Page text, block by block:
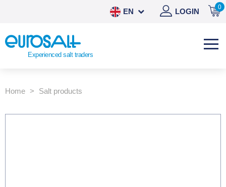
0
LOGIN
EN
Experienced salt traders
Home Salt products